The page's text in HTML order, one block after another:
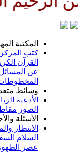
المهدوية
كتب أخرى
المهدي في
المسائل المهدويّة
المكتبة
متعددة
الزيارات
مقاطع مهدوية
والأجوبة المهدوية
والمنتظرون
السفراء والفقهاء
مدعو المهدوية